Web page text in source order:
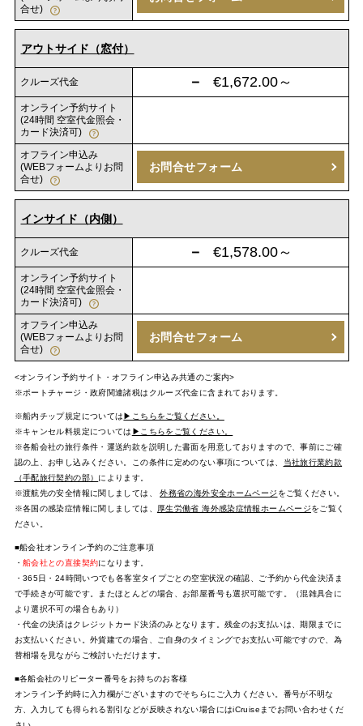
合せ)
アウトサイド（窓付）
クルーズ代金 － €1,672.00～
オンライン予約サイト
(24時間 空室代金照会・
カード決済可)
オフライン申込み
(WEBフォームよりお問
合せ)
お問合せフォーム
インサイド（内側）
クルーズ代金 － €1,578.00～
オンライン予約サイト
(24時間 空室代金照会・
カード決済可)
オフライン申込み
(WEBフォームよりお問
合せ)
お問合せフォーム
<オンライン予約サイト・オフライン申込み共通のご案内>
※ポートチャージ・政府関連諸税はクルーズ代金に含まれております。
※船内チップ規定については▶こちらをご覧ください。
※キャンセル料規定については ▶こちらをご覧ください。
※各船会社の旅行条件・運送約款を説明した書面を用意しておりますので、事前にご確
認の上、お申し込みください。この条件に定めのない事項については、
当社旅行業約款
（手配旅行契約の部） によります。
※渡航先の安全情報に関しましては、外務省の海外安全ホームページ をご覧ください。
※各国の感染症情報に関しましては、
厚生労働省 海外感染症情報ホームページをご覧く
ださい。
■船会社オンライン予約のご注意事項
・ 船会社との直接契約になります。
・365日・24時間いつでも各客室タイプごとの空室状況の確認、ご予約から代金決済ま
で手続きが可能です。またほとんどの場合、お部屋番号も選択可能です。（混雑具合に
より選択不可の場合もあり）
・代金の決済はクレジットカード決済のみとなります。残金のお支払いは、期限までに
お支払いください。外貨建ての場合、ご自身のタイミングでお支払い可能ですので、為
替相場を見ながらご検討いただけます。
■各船会社のリピーター番号をお持ちのお客様
オンライン予約時に入力欄がございますのでそちらにご入力ください。番号が不明な
方、入力しても得られる割引などが反映されない場合にはiCruiseまでお問い合わせくだ